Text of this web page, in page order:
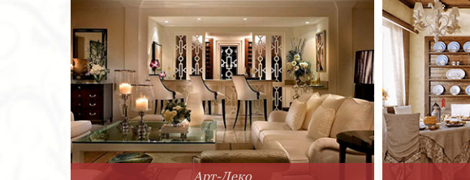
Арт-Деко